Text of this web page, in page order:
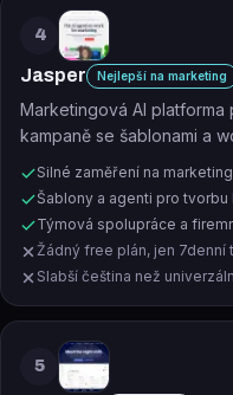
4
Jasper Nejlepší na marketing
Marketingová AI
kampaně se šablonami a
Silné zaměření na
Šablony a agenti pro tvorbu
Týmová spolupráce a
Žádný free plán, jen 7denní
Slabší čeština než
5